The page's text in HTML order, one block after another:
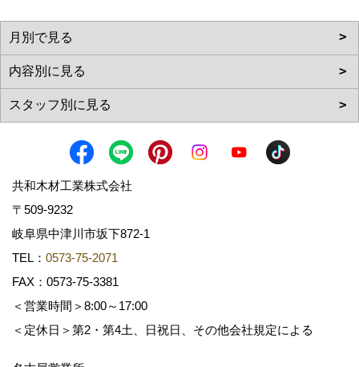
共和木材工業株式会社
〒509-9232
岐阜県中津川市坂下872‐1
TEL： 0573-75-2071
FAX：0573-75-3381
＜営業時間＞8:00～17:00
＜定休日＞第2・第4土、日祝日、その他会社規定による